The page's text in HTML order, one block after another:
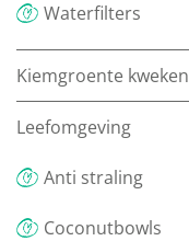
Waterfilters
Kiemgroente kweken
Leefomgeving
Anti straling
Coconutbowls